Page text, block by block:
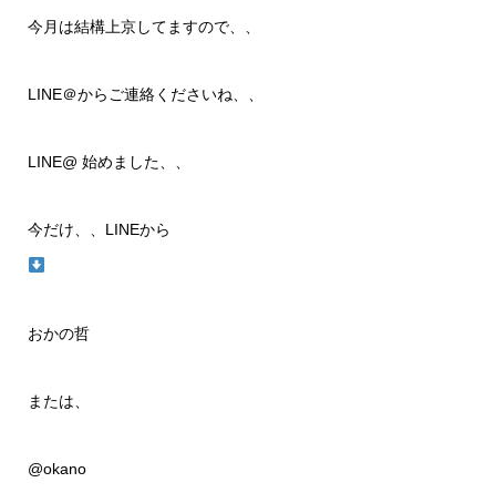
今月は結構上京してますので、、
LINE＠からご連絡くださいね、、
LINE@ 始めました、、
今だけ、、LINEから
おかの哲
または、
@okano